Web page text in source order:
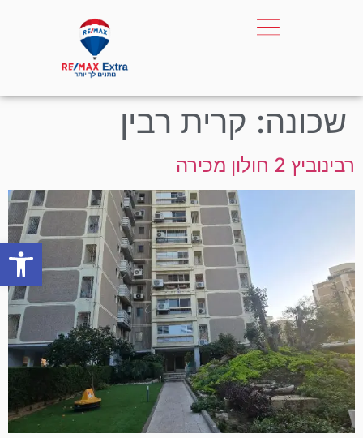
פתח
שכונה: קרית רבין
רבינוביץ 2 חולון מכירה